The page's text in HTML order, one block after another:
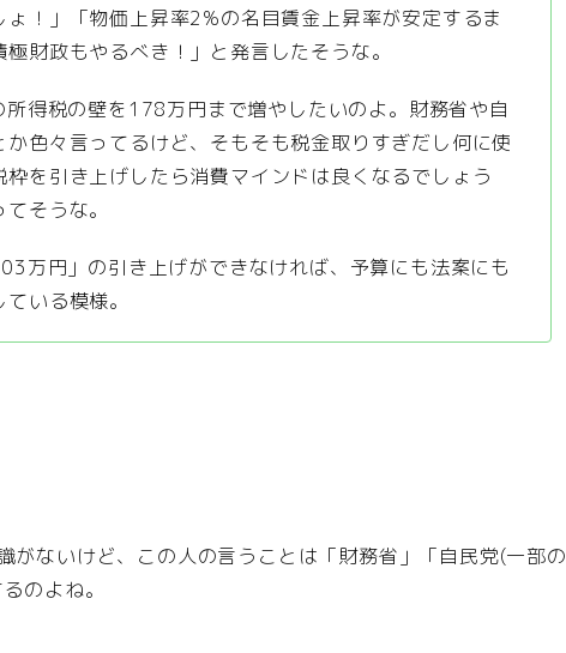
ょ！」「物価上昇率2%の名目賃金上昇率が安定するま
財政もやるべき！」と発言したそうな。
所得税の壁を178万円まで増やしたいのよ。財務省や自
色々言ってるけど、そもそも税金取りすぎだし何に使
枠を引き上げしたら消費マインドは良くなるでしょう
そうな。
万円」の引き上げができなければ、予算にも法案にも
いる模様。
がないけど、この人の言うことは「財務省」「自民党(一部の
のよね。